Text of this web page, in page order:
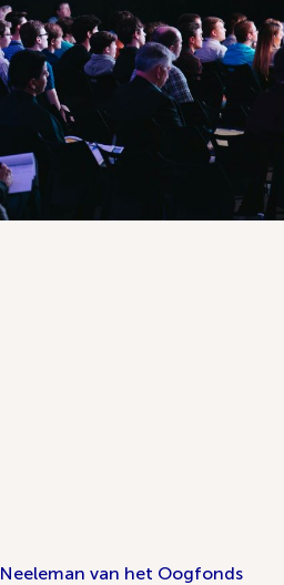
van het Oogfonds